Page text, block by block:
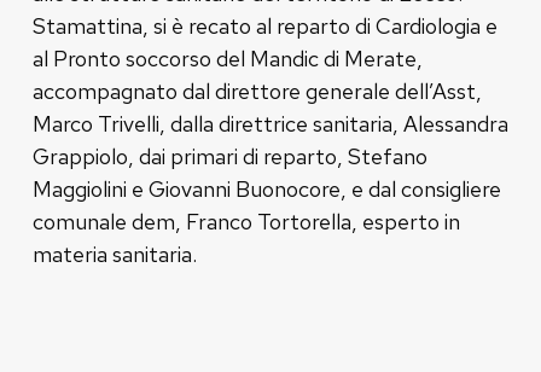
Stamattina, si è recato al reparto di Cardiologia e
al Pronto soccorso del Mandic di Merate,
accompagnato dal direttore generale dell’Asst,
Marco Trivelli, dalla direttrice sanitaria, Alessandra
Grappiolo, dai primari di reparto, Stefano
Maggiolini e Giovanni Buonocore, e dal consigliere
comunale dem, Franco Tortorella, esperto in
materia sanitaria.